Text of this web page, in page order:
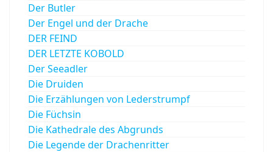
Der Butler
Der Engel und der Drache
DER FEIND
DER LETZTE KOBOLD
Der Seeadler
Die Druiden
Die Erzählungen von Lederstrumpf
Die Füchsin
Die Kathedrale des Abgrunds
Die Legende der Drachenritter